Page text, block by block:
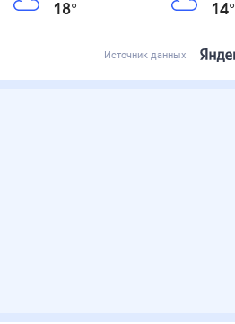
18° 14°
Источник данных